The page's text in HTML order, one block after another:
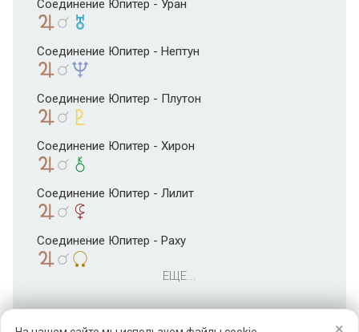
Соединение Юпитер - Уран
Соединение Юпитер - Нептун
Соединение Юпитер - Плутон
Соединение Юпитер - Хирон
Соединение Юпитер - Лилит
Соединение Юпитер - Раху
ЕЩЕ...